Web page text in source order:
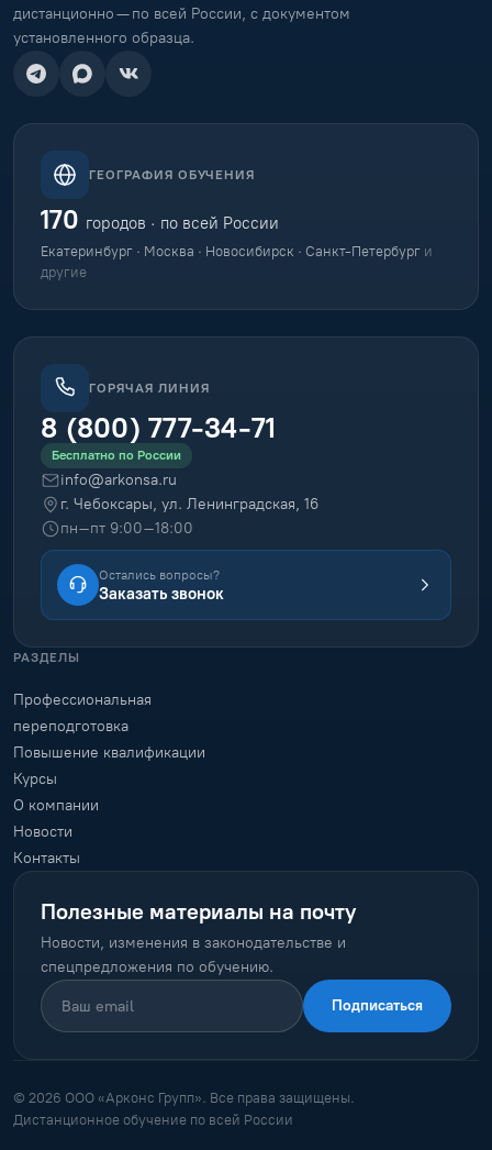
дистанционно — по всей России, с документом
установленного образца.
ГЕОГРАФИЯ ОБУЧЕНИЯ
170 городов · по всей России
Екатеринбург · Москва · Новосибирск · Санкт-Петербург и
другие
ГОРЯЧАЯ ЛИНИЯ
8 (800) 777-34-71
Бесплатно по России
info@arkonsa.ru
г. Чебоксары, ул. Ленинградская, 16
пн–пт 9:00–18:00
Остались вопросы?
Заказать звонок
РАЗДЕЛЫ
Профессиональная
переподготовка
Повышение квалификации
Курсы
О компании
Новости
Контакты
Полезные материалы на почту
Новости, изменения в законодательстве и
спецпредложения по обучению.
Подписаться
© 2026 ООО «Арконс Групп». Все права защищены.
Дистанционное обучение по всей России